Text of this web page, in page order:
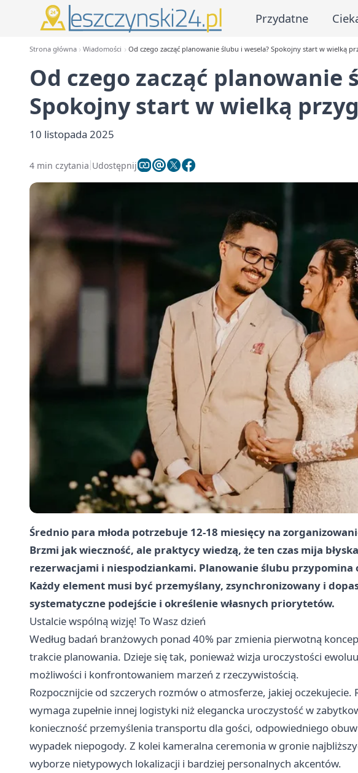
Przydatne
Strona główna Wiadomości Od czego zacząć planowanie ślubu i wesela? Spokojny start w wielką
Od czego zacząć planowanie
Spokojny start w wielką
10 listopada 2025
4 min czytania Udostępnij
Średnio para młoda potrzebuje 12-18 miesięcy na
Brzmi jak wieczność, ale praktycy wiedzą, że ten czas mija
rezerwacjami i niespodziankami. Planowanie ślubu
Każdy element musi być przemyślany, zsynchronizowany i
systematyczne podejście i określenie własnych priorytetów.
Ustalcie wspólną wizję! To Wasz dzień
Według badań branżowych ponad 40% par zmienia pierwotną
trakcie planowania. Dzieje się tak, ponieważ wizja uroczystości
możliwości i konfrontowaniem marzeń z rzeczywistością.
Rozpocznijcie od szczerych rozmów o atmosferze, jakiej oczekujecie.
wymaga zupełnie innej logistyki niż elegancka uroczystość w
konieczność przemyślenia transportu dla gości, odpowiedniego
wypadek niepogody. Z kolei kameralna ceremonia w gronie
wyborze nietypowych lokalizacji i bardziej personalnych akcentów.